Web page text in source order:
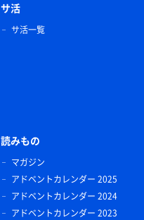
サ活
サ活一覧
読みもの
マガジン
アドベントカレンダー 2025
アドベントカレンダー 2024
アドベントカレンダー 2023